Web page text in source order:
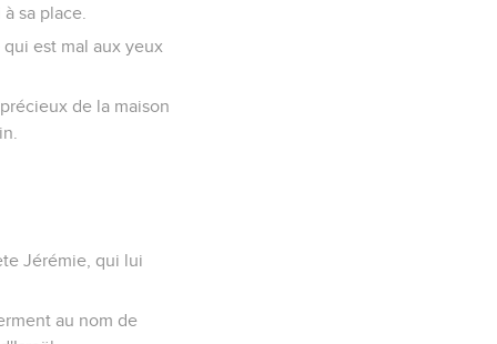
sa place.
est mal aux yeux
de la maison
Jérémie, qui lui
au nom de